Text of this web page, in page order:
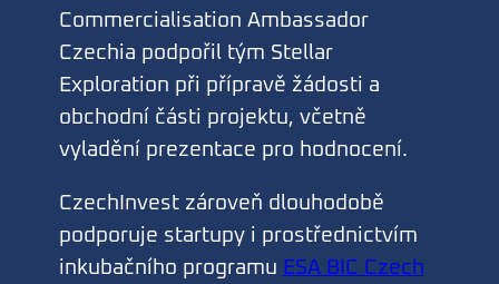
Commercialisation Ambassador
Czechia podpořil tým Stellar
Exploration při přípravě žádosti a
obchodní části projektu, včetně
vyladění prezentace pro hodnocení.
CzechInvest zároveň dlouhodobě
podporuje startupy i prostřednictvím
inkubačního programu ESA BIC Czech